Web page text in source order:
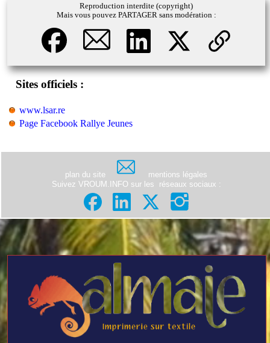
Reproduction interdite (copyright)
Mais vous pouvez PARTAGER sans modération :
Sites officiels :
www.lsar.re
Page Facebook Rallye Jeunes
plan du site
mentions légales
Suivez VROUM.INFO sur les
réseaux sociaux :